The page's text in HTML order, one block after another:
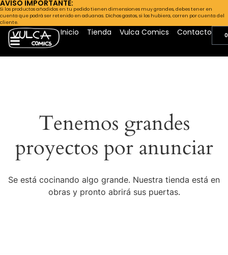
AVISO IMPORTANTE:
Si los productos añadidos en tu pedido tienen dimensiones muy grandes, debes tener en
cuenta que podrá ser retenido en aduanas. Dichos gastos, si los hubiera, corren por cuenta del
cliente.
Inicio Tienda Vulca Comics Contacto
Tenemos grandes
proyectos por anunciar
Se está cocinando algo grande. Nuestra tienda está en
obras y pronto abrirá sus puertas.